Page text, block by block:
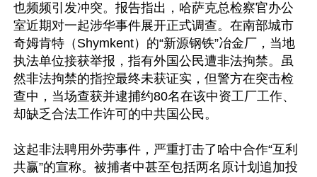
也频频引发冲突。报告指出，哈萨克总检察官办公
室近期对一起涉华事件展开正式调查。在南部城市
奇姆肯特（Shymkent）的“新源钢铁”冶金厂，当地
执法单位接获举报，指有外国公民遭非法拘禁。虽
然非法拘禁的指控最终未获证实，但警方在突击检
查中，当场查获并逮捕约80名在该中资工厂工作、
却缺乏合法工作许可的中共国公民。
这起非法聘用外劳事件，严重打击了哈中合作“互利
共赢”的宣称。被捕者中甚至包括两名原计划追加投